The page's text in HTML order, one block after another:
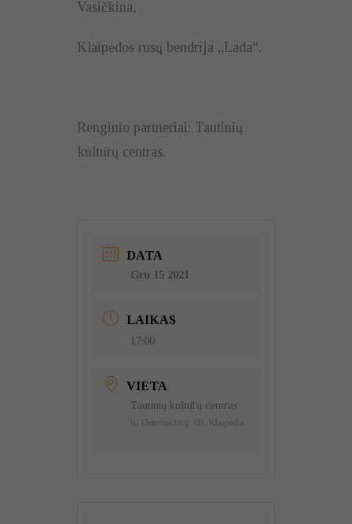
Vasičkina,
Klaipėdos rusų bendrija „Lada“.
Renginio partneriai: Tautinių
kultūrų centras.
DATA
Gru 15 2021
LAIKAS
17:00
VIETA
Tautinių kultūrų centras
K. Donelaičio g. 6B, Klaipėda